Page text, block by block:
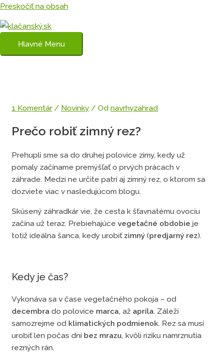
Preskočiť na obsah
Hlavné Menu
1 Komentár / Novinky/ Od navrhyzahrad
Prečo robiť zimný rez?
Prehupli sme sa do druhej polovice zimy, kedy už
pomaly začíname premýšľať o prvých prácach v
záhrade. Medzi ne určite patrí aj zimný rez, o ktorom sa
dozviete viac v nasledujúcom blogu.
Skúsený záhradkár vie, že cesta k šťavnatému ovociu
začína už teraz. Prebiehajúce vegetačné obdobie je
totiž ideálna šanca, kedy urobiť zimný (predjarný rez).
Kedy je čas?
Vykonáva sa v čase vegetačného pokoja – od
decembrado polovice marca, až apríla. Záleží
samozrejme od klimatických podmienok. Rez sa musí
urobiť len počas dní bez mrazu, kvôli riziku namrznutia
rezných rán.